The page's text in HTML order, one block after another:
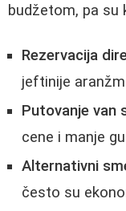
budžetom, pa su
Rezervacija
jeftinije
Putovanje van
cene i manje
Alternativni
često su